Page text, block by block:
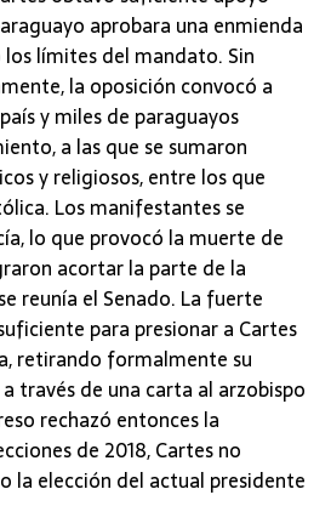
aprobara una enmienda
límites del mandato. Sin
la oposición convocó a
y miles de paraguayos
a las que se sumaron
y religiosos, entre los que
Los manifestantes se
lo que provocó la muerte de
acortar la parte de la
reunía el Senado. La fuerte
para presionar a Cartes
retirando formalmente su
través de una carta al arzobispo
rechazó entonces la
de 2018, Cartes no
la elección del actual presidente